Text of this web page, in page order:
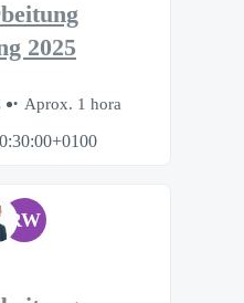
2025
Aprox. 1 hora
RW